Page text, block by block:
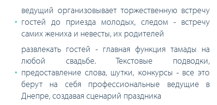
ведущий организовывает торжественную встречу
гостей до приезда молодых, следом - встречу
самих жениха и невесты, их родителей
развлекать гостей - главная функция тамады на
любой свадьбе. Текстовые подводки,
предоставление слова, шутки, конкурсы - все это
берут на себя профессиональные ведущие в
Днепре, создавая сценарий праздника